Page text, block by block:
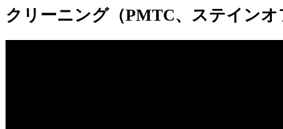
クリーニング（PMTC、ステインオ